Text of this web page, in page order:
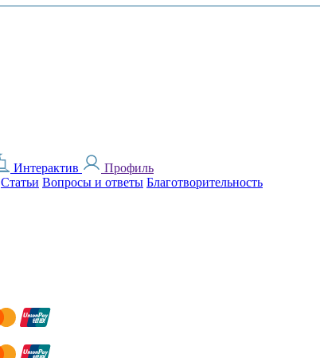
Интерактив
Профиль
Статьи Вопросы и ответы Благотворительность